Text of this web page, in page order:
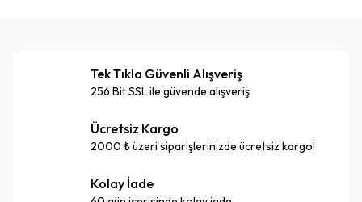
Tek Tıkla Güvenli Alışveriş
256 Bit SSL ile güvende alışveriş
Ücretsiz Kargo
2000 ₺ üzeri siparişlerinizde ücretsiz kargo!
Kolay İade